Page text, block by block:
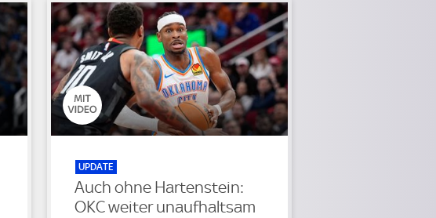
UPDATE
Auch ohne Hartenstein:
OKC weiter unaufhaltsam